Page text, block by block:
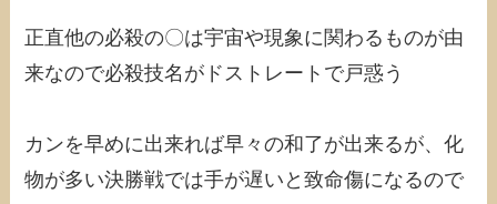
正直他の必殺の〇は宇宙や現象に関わるものが由
来なので必殺技名がドストレートで戸惑う
カンを早めに出来れば早々の和了が出来るが、化
物が多い決勝戦では手が遅いと致命傷になるので